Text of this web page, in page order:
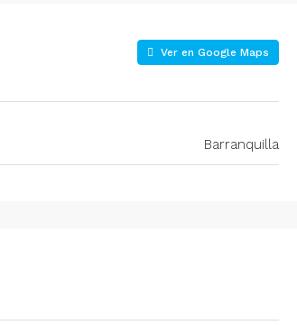
Ver en Google Maps
Barranquilla